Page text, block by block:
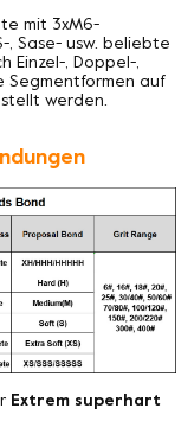
mit 3xM6-
, Sase- usw. beliebte
Einzel-, Doppel-,
Segmentformen auf
werden.
Extrem superhart